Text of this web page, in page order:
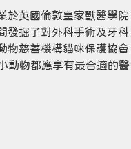
於英國倫敦皇家獸醫學院
發掘了對外科手術及牙科
物慈善機構貓咪保護協會
動物都應享有最合適的醫